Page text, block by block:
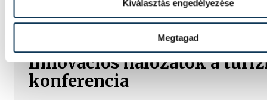
Kiválasztás engedélyezése
Megtagad
KÖZÉLET
Innovációs hálózatok a
konferencia